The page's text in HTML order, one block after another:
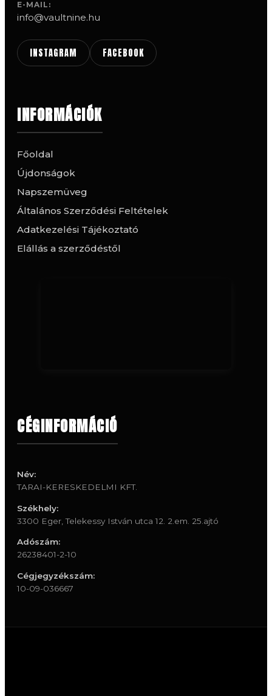
E-MAIL:
info@vaultnine.hu
INSTAGRAM FACEBOOK
INFORMÁCIÓK
Főoldal
Újdonságok
Napszemüveg
Általános Szerződési Feltételek
Adatkezelési Tájékoztató
Elállás a szerződéstől
CÉGINFORMÁCIÓ
Név:
TARAI-KERESKEDELMI KFT.
Székhely:
3300 Eger, Telekessy István utca 12. 2.em. 25.ajtó
Adószám:
26238401-2-10
Cégjegyzékszám:
10-09-036667